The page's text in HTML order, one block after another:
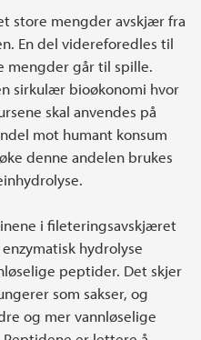
store mengder avskjær fra
En del videreforedles til
mengder går til spille.
sirkulær bioøkonomi hvor
skal anvendes på
mot humant konsum
denne andelen brukes
i fileteringsavskjæret
hydrolyse
peptider. Det skjer
som sakser, og
og mer vannløselige